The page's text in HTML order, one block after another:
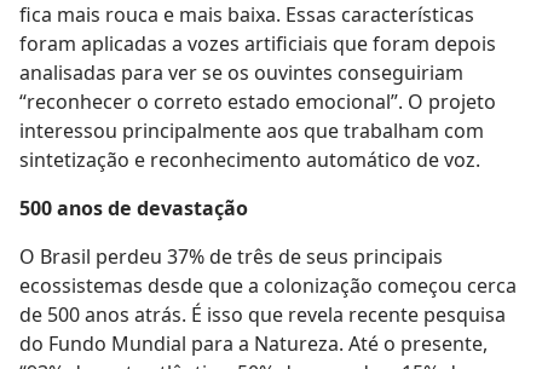
fica mais rouca e mais baixa. Essas características
foram aplicadas a vozes artificiais que foram depois
analisadas para ver se os ouvintes conseguiriam
“reconhecer o correto estado emocional”. O projeto
interessou principalmente aos que trabalham com
sintetização e reconhecimento automático de voz.
500 anos de devastação
O Brasil perdeu 37% de três de seus principais
ecossistemas desde que a colonização começou cerca
de 500 anos atrás. É isso que revela recente pesquisa
do Fundo Mundial para a Natureza. Até o presente,